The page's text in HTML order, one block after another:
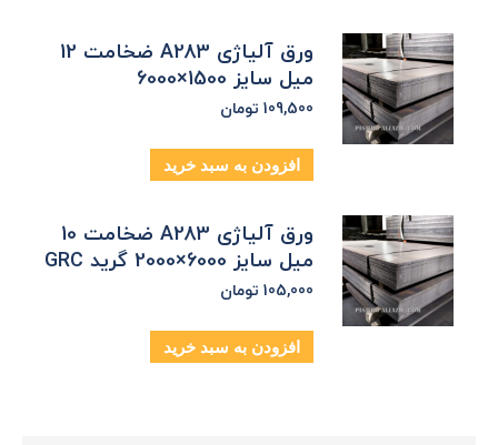
ورق آلیاژی A283 ضخامت 12
میل سایز 1500×6000
109,500 تومان
افزودن به سبد خرید
ورق آلیاژی A283 ضخامت 10
میل سایز 6000×2000 گرید GRC
105,000 تومان
افزودن به سبد خرید